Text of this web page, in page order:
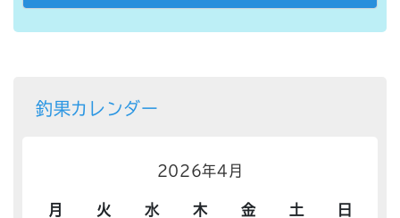
釣果カレンダー
2026年4月
月 火 水 木 金 土
日